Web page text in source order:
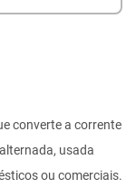
converte a corrente
usada
ou comerciais.